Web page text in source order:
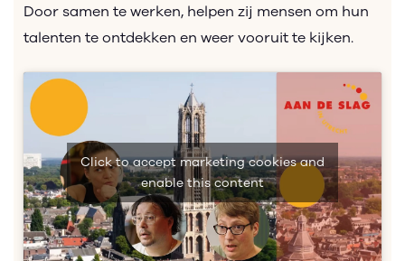
Door samen te werken, helpen zij mensen om hun
talenten te ontdekken en weer vooruit te kijken.
Click to accept marketing cookies and
enable this content